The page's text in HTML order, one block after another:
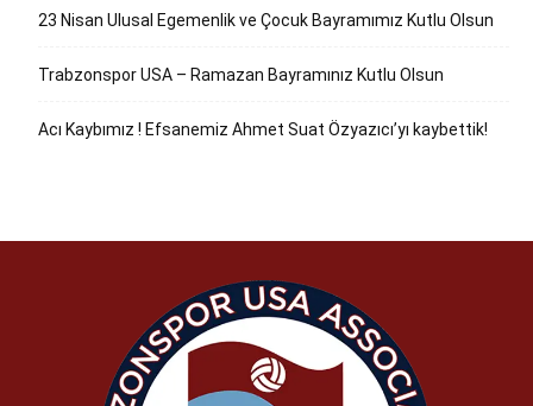
23 Nisan Ulusal Egemenlik ve Çocuk Bayramımız Kutlu Olsun
Trabzonspor USA – Ramazan Bayramınız Kutlu Olsun
Acı Kaybımız ! Efsanemiz Ahmet Suat Özyazıcı’yı kaybettik!